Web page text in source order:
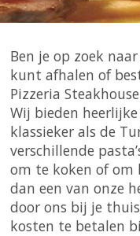
Ben je op zoek
kunt afhalen of
Pizzeria
Wij bieden
klassieker als de
verschillende
om te koken of om
dan een van onze
door ons bij je
kosten te betalen